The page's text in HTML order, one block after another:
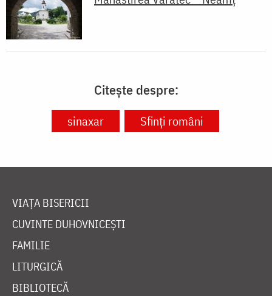
Citește despre:
sinaxar Sfinți români
VIAȚA BISERICII
CUVINTE DUHOVNICEȘTI
FAMILIE
LITURGICĂ
BIBLIOTECĂ